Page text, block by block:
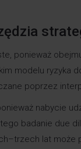
ponieważ
modelu ryzyka
poprzez
nabycie
badanie due
lat